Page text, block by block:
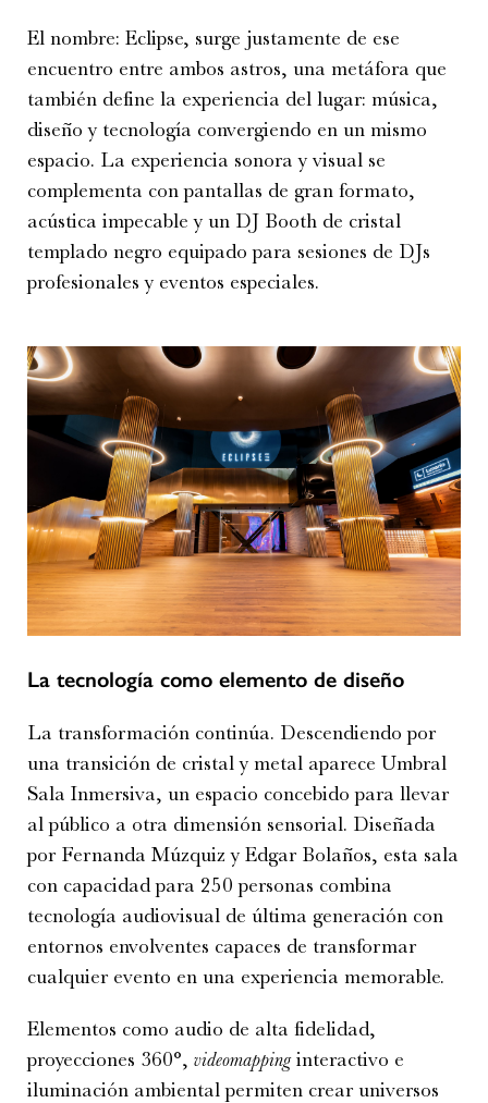
El nombre: Eclipse, surge justamente de ese
encuentro entre ambos astros, una metáfora que
también define la experiencia del lugar: música,
diseño y tecnología convergiendo en un mismo
espacio. La experiencia sonora y visual se
complementa con pantallas de gran formato,
acústica impecable y un DJ Booth de cristal
templado negro equipado para sesiones de DJs
profesionales y eventos especiales.
La tecnología como elemento de diseño
La transformación continúa. Descendiendo por
una transición de cristal y metal aparece Umbral
Sala Inmersiva, un espacio concebido para llevar
al público a otra dimensión sensorial. Diseñada
por Fernanda Múzquiz y Edgar Bolaños, esta sala
con capacidad para 250 personas combina
tecnología audiovisual de última generación con
entornos envolventes capaces de transformar
cualquier evento en una experiencia memorable.
Elementos como audio de alta fidelidad,
proyecciones 360°, videomappinginteractivo e
iluminación ambiental permiten crear universos